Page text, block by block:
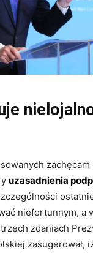
zachęcam
uzasadnienia
niefortunnym, a
trzech zdaniach
zasugerował,